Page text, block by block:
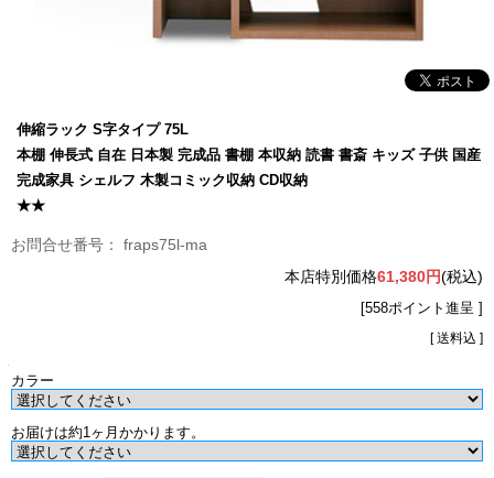
伸縮ラック S字タイプ 75L
本棚 伸長式 自在 日本製 完成品 書棚 本収納 読書 書斎 キッズ 子供 国産
完成家具 シェルフ 木製コミック収納 CD収納
★★
fraps75l-ma
本店特別価格61,380円(税込)
[558ポイント進呈 ]
[ 送料込 ]
カラー
お届けは約1ヶ月かかります。